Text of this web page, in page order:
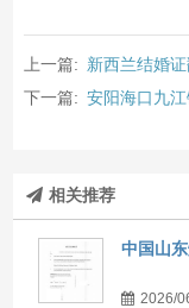
上一篇: 新西兰结婚
下一篇: 安阳海口九
相关推荐
中国山
2026/